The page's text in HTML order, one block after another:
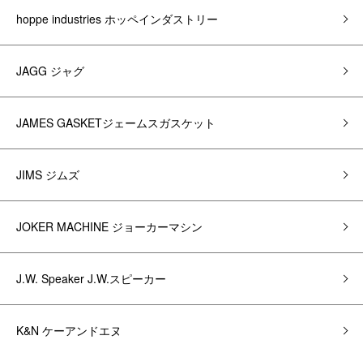
hoppe industries ホッペインダストリー
JAGG ジャグ
JAMES GASKETジェームスガスケット
JIMS ジムズ
JOKER MACHINE ジョーカーマシン
J.W. Speaker J.W.スピーカー
K&N ケーアンドエヌ